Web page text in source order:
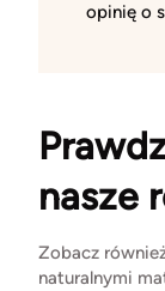
opinię o
nasze
Zobacz
naturalnymi